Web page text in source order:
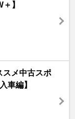
】
スメ中古スポ
車編】